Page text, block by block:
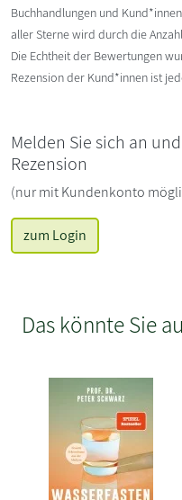
Buchhandlungen und
aller Sterne wird durch die
Die Echtheit der Bewertungen
Rezension der Kund*innen ist
Melden Sie sich an
Rezension
(nur mit Kundenkonto
zum Login
Das könnte Sie